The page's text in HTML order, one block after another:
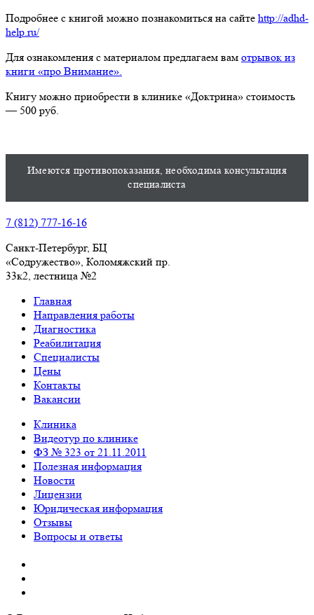
Подробнее с книгой можно познакомиться на сайте http://adhd-
help.ru/
Для ознакомления с материалом предлагаем вам отрывок из
книги «про Внимание».
Книгу можно приобрести в клинике «Доктрина» стоимость
— 500 руб.
Имеются противопоказания, необходима консультация
специалиста
7 (812) 777-16-16
Санкт-Петербург, БЦ
«Содружество», Колoмяжский пр.
33к2, лестница №2
Главная
Направления работы
Диагностика
Реабилитация
Специалисты
Цены
Контакты
Вакансии
Клиника
Видеотур по клинике
ФЗ № 323 от 21.11.2011
Полезная информация
Новости
Лицензии
Юридическая информация
Отзывы
Вопросы и ответы